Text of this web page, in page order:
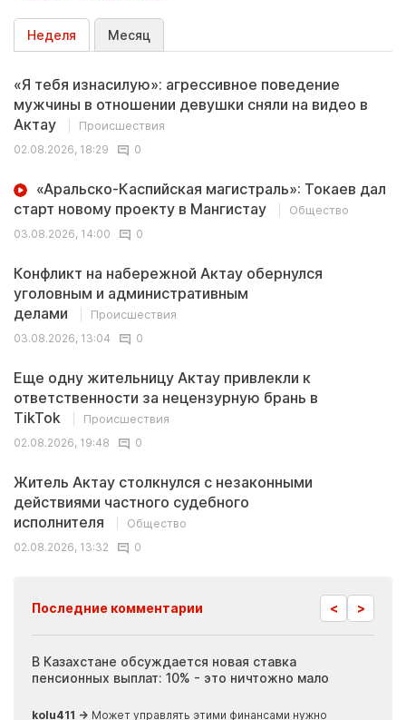
Неделя Месяц
«Я тебя изнасилую»: агрессивное поведение
мужчины в отношении девушки сняли на видео в
Актау
Происшествия
02.08.2026, 18:29
0
«Аральско-Каспийская магистраль»: Токаев дал
старт новому проекту в Мангистау
Общество
03.08.2026, 14:00
0
Конфликт на набережной Актау обернулся
уголовным и административным
делами
Происшествия
03.08.2026, 13:04
0
Еще одну жительницу Актау привлекли к
ответственности за нецензурную брань в
TikTok
Происшествия
02.08.2026, 19:48
0
Житель Актау столкнулся с незаконными
действиями частного судебного
исполнителя
Общество
02.08.2026, 13:32
0
Последние комментарии < >
В Казахстане обсуждается новая ставка
пенсионных выплат: 10% - это ничтожно мало
kolu411 → Может управлять этими финансами нужно